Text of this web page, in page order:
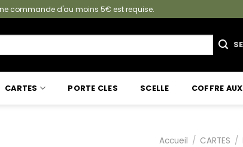
commande d'au moins 5€ est requise.
CARTES PORTE CLES SCELLE COFFRE
Accueil / CARTES /